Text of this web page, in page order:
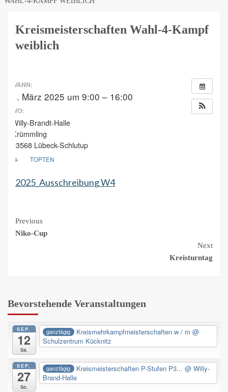
Kreismeisterschaften Wahl-4-Kampf
weiblich
WANN:
1. März 2025 um 9:00 – 16:00
WO:
Willy-Brandt-Halle
Krümmling
23568 Lübeck-Schlutup
TOPTEN
2025_Ausschreibung W4
Continue
Previous
Niko-Cup
Next
Kreisturntag
Bevorstehende Veranstaltungen
SEP.
12
Sa.
ganztägig Kreismehrkampfmeisterschaften w / m@
Schulzentrum Kücknitz
SEP.
27
So.
ganztägig Kreismeisterschaften P-Stufen P3...@ Willy-
Brand-Halle